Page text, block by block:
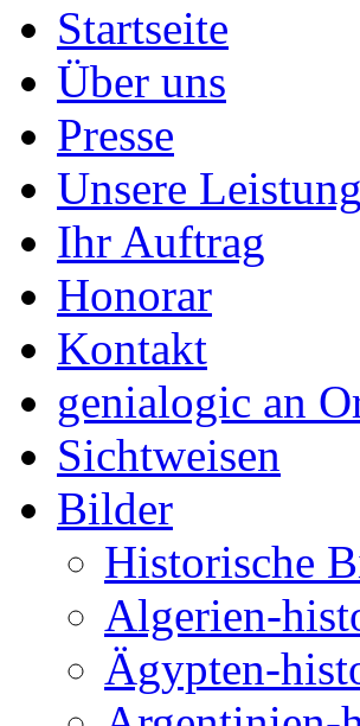
Startseite
Über uns
Presse
Unsere
Ihr Auftrag
Honorar
Kontakt
genialogic an
Sichtweisen
Bilder
Historische
Algerien-
Ägypten-